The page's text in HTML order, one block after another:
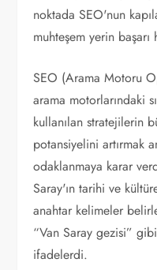
noktada SEO'nun
muhteşem yerin başarı
SEO (Arama Motoru
arama motorlarındaki
kullanılan stratejilerin
potansiyelini artırmak
odaklanmaya karar
Saray'ın tarihi ve
anahtar kelimeler
“Van Saray gezisi”
ifadelerdi.